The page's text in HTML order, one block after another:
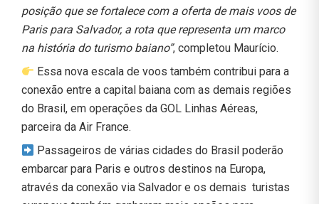
posição que se fortalece com a oferta de mais voos de
Paris para Salvador, a rota que representa um marco
na história do turismo baiano”, completou Maurício.
Essa nova escala de voos também contribui para a
conexão entre a capital baiana com as demais regiões
do Brasil, em operações da GOL Linhas Aéreas,
parceira da Air France.
Passageiros de várias cidades do Brasil poderão
embarcar para Paris e outros destinos na Europa,
através da conexão via Salvador e os demais turistas